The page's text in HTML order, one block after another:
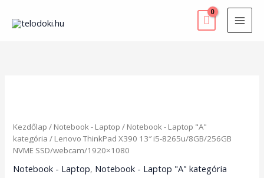
content
Kezdőlap / Notebook - Laptop / Notebook - Laptop "A"
kategória / Lenovo ThinkPad X390 13″ i5-8265u/8GB/256GB
NVME SSD/webcam/1920×1080
Notebook - Laptop, Notebook - Laptop "A" kategória
i5-
8265u/8GB/256GB
NVME
SSD/webcam/1920x1080